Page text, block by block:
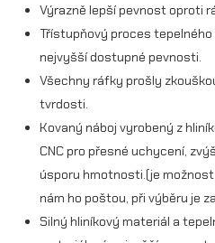
Výrazně lepší pevnost oproti
Třístupňový proces
nejvyšší dostupné pevnosti.
Všechny ráfky prošly
tvrdosti.
Kovaný náboj vyrobený z
CNC pro přesné uchycení,
úsporu hmotnosti.(je
nám ho poštou, při výběru je
Silný hliníkový materiál a